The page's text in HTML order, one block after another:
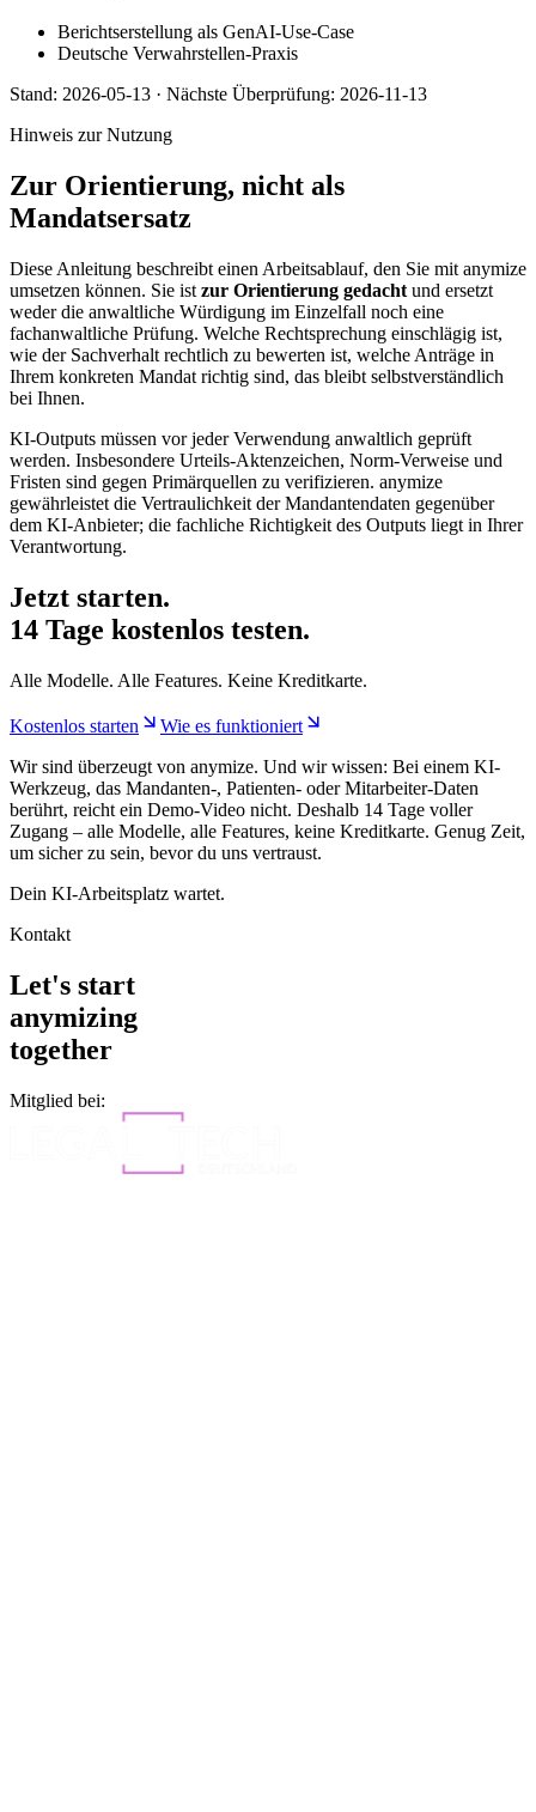
Berichtserstellung als GenAI-Use-Case
Deutsche Verwahrstellen-Praxis
Stand: 2026-05-13 · Nächste Überprüfung: 2026-11-13
Hinweis zur Nutzung
Zur Orientierung, nicht als
Mandatsersatz
Diese Anleitung beschreibt einen Arbeitsablauf, den Sie mit anymize
umsetzen können. Sie ist zur Orientierung gedacht und ersetzt
weder die anwaltliche Würdigung im Einzelfall noch eine
fachanwaltliche Prüfung. Welche Rechtsprechung einschlägig ist,
wie der Sachverhalt rechtlich zu bewerten ist, welche Anträge in
Ihrem konkreten Mandat richtig sind, das bleibt selbstverständlich
bei Ihnen.
KI-Outputs müssen vor jeder Verwendung anwaltlich geprüft
werden. Insbesondere Urteils-Aktenzeichen, Norm-Verweise und
Fristen sind gegen Primärquellen zu verifizieren. anymize
gewährleistet die Vertraulichkeit der Mandantendaten gegenüber
dem KI-Anbieter; die fachliche Richtigkeit des Outputs liegt in Ihrer
Verantwortung.
Jetzt starten.
14 Tage kostenlos testen.
Alle Modelle. Alle Features. Keine Kreditkarte.
Kostenlos starten
Wie es funktioniert
Wir sind überzeugt von anymize. Und wir wissen: Bei einem KI-
Werkzeug, das Mandanten-, Patienten- oder Mitarbeiter-Daten
berührt, reicht ein Demo-Video nicht. Deshalb 14 Tage voller
Zugang – alle Modelle, alle Features, keine Kreditkarte. Genug Zeit,
um sicher zu sein, bevor du uns vertraust.
Dein KI-Arbeitsplatz wartet.
Kontakt
Let's start
anymizing
together
Mitglied bei: